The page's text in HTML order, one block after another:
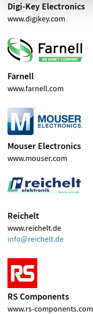
Digi-Key Electronics
www.digikey.com
Farnell
www.farnell.com
Mouser Electronics
www.mouser.com
Reichelt
www.reichelt.de
info
reichelt de
RS Components
www.rs-components.com